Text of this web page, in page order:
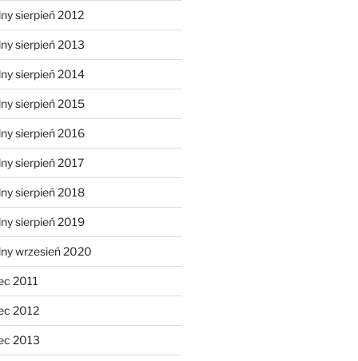
sierpień 2012
sierpień 2013
sierpień 2014
sierpień 2015
sierpień 2016
sierpień 2017
sierpień 2018
sierpień 2019
wrzesień 2020
2011
2012
2013